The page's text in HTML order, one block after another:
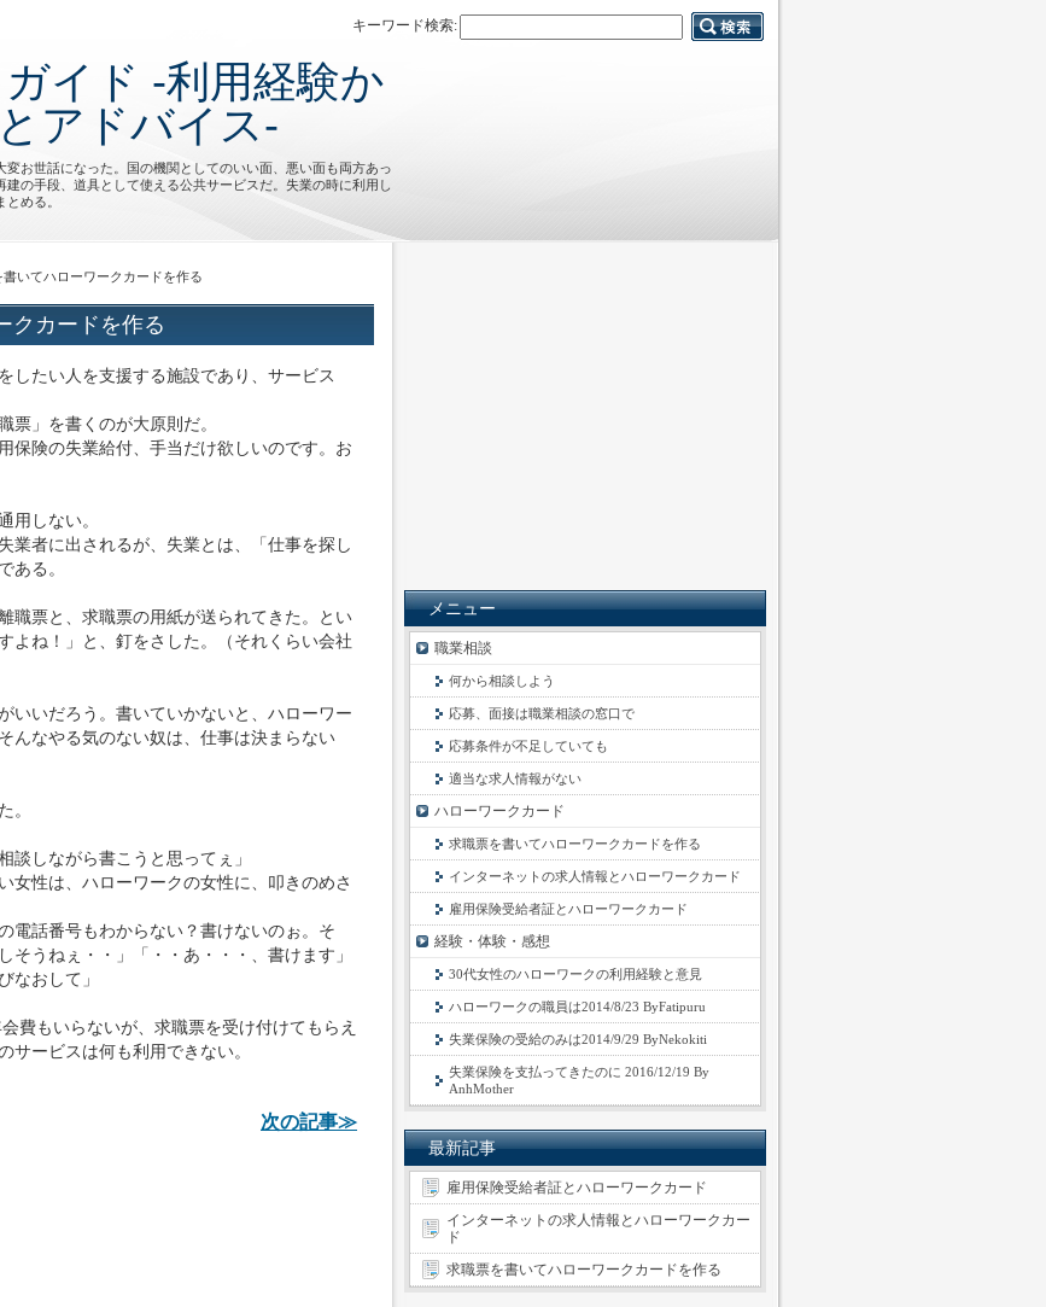
イド -利用経験か
アドバイス-
お世話になった。国の機関としてのいい面、悪い面も両方あっ
の手段、道具として使える公共サービスだ。失業の時に利用し
める。
書いてハローワークカードを作る
クカードを作る
したい人を支援する施設であり、サービス
票」を書くのが大原則だ。
保険の失業給付、手当だけ欲しいのです。お
用しない。
業者に出されるが、失業とは、「仕事を探し
ある。
職票と、求職票の用紙が送られてきた。とい
よね！」と、釘をさした。（それくらい会社
いいだろう。書いていかないと、ハローワー
んなやる気のない奴は、仕事は決まらない
。
談しながら書こうと思ってぇ」
女性は、ハローワークの女性に、叩きのめさ
電話番号もわからない？書けないのぉ。そ
そうねぇ・・」「・・あ・・・、書けます」
なおして」
費もいらないが、求職票を受け付けてもらえ
サービスは何も利用できない。
次の記事≫
メニュー
職業相談
何から相談しよう
応募、面接は職業相談の窓口で
応募条件が不足していても
適当な求人情報がない
ハローワークカード
求職票を書いてハローワークカードを作る
インターネットの求人情報とハローワークカード
雇用保険受給者証とハローワークカード
経験・体験・感想
30代女性のハローワークの利用経験と意見
ハローワークの職員は2014/8/23 ByFatipuru
失業保険の受給のみは2014/9/29 ByNekokiti
失業保険を支払ってきたのに 2016/12/19 By
AnhMother
最新記事
雇用保険受給者証とハローワークカード
インターネットの求人情報とハローワークカー
ド
求職票を書いてハローワークカードを作る
キーワード検索: